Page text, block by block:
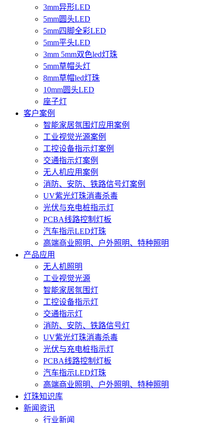
3mm异形LED
5mm圆头LED
5mm四脚全彩LED
5mm平头LED
3mm 5mm双色led灯珠
5mm草帽头灯
8mm草帽led灯珠
10mm圆头LED
座子灯
客户案例
智能家居氛围灯应用案例
工业视觉光源案例
工控设备指示灯案例
交通指示灯案例
无人机应用案例
消防、安防、铁路信号灯案例
UV紫光灯珠消毒杀毒
光伏与充电桩指示灯
PCBA线路控制灯板
汽车指示LED灯珠
高端商业照明、户外照明、特种照明
产品应用
无人机照明
工业视觉光源
智能家居氛围灯
工控设备指示灯
交通指示灯
消防、安防、铁路信号灯
UV紫光灯珠消毒杀毒
光伏与充电桩指示灯
PCBA线路控制灯板
汽车指示LED灯珠
高端商业照明、户外照明、特种照明
灯珠知识库
新闻资讯
行业新闻